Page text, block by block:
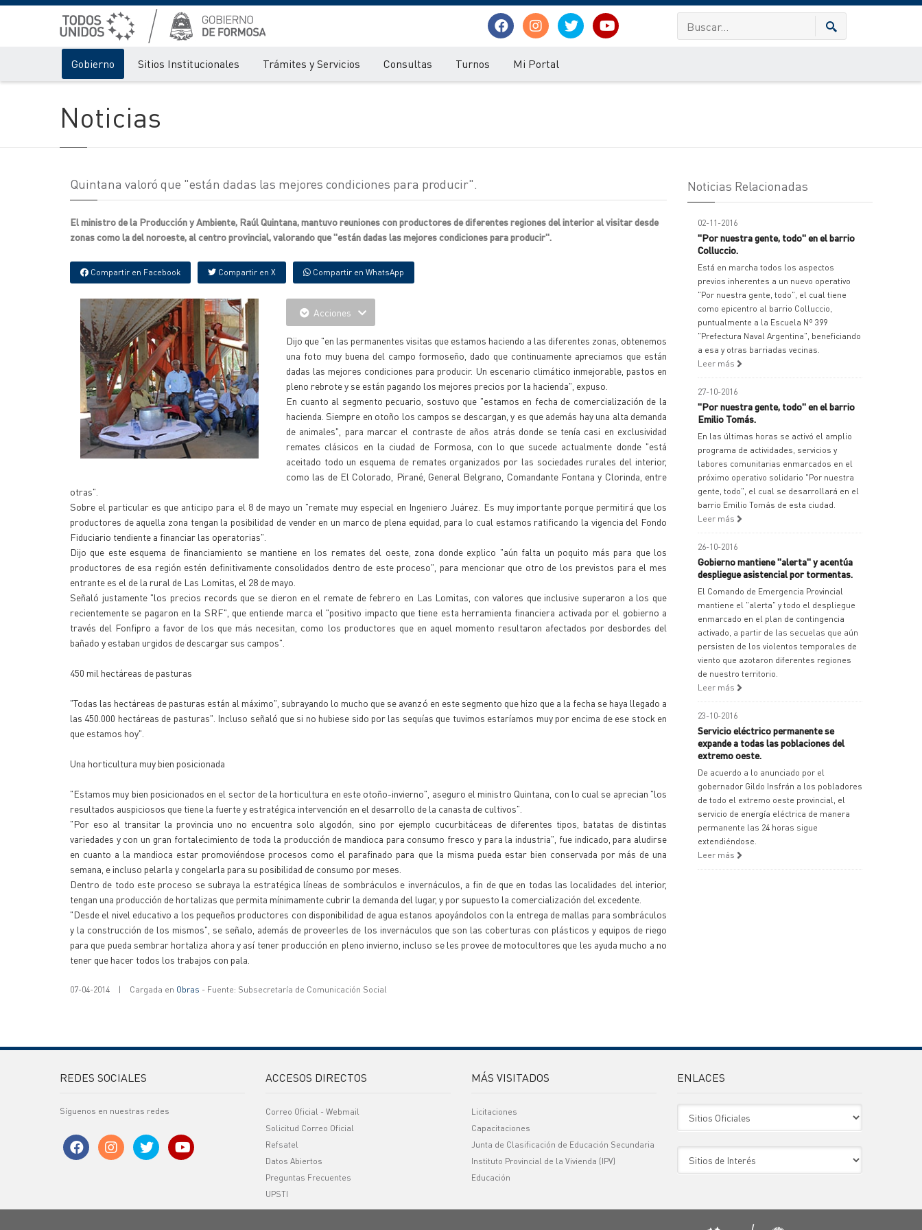
Gobierno Sitios Institucionales Trámites y Servicios Consultas Turnos Mi Portal
Noticias
Quintana valoró que "están dadas las mejores condiciones para producir".
El ministro de la Producción y Ambiente, Raúl Quintana, mantuvo reuniones con productores de diferentes regiones del interior al visitar desde
zonas como la del noroeste, al centro provincial, valorando que "están dadas las mejores condiciones para producir".
Compartir en Facebook Compartir en X Compartir en WhatsApp
Acciones
Dijo que "en las permanentes visitas que estamos haciendo a las diferentes zonas, obtenemos
una foto muy buena del campo formoseño, dado que continuamente apreciamos que están
dadas las mejores condiciones para producir. Un escenario climático inmejorable, pastos en
pleno rebrote y se están pagando los mejores precios por la hacienda", expuso.
En cuanto al segmento pecuario, sostuvo que "estamos en fecha de comercialización de la
hacienda. Siempre en otoño los campos se descargan, y es que además hay una alta demanda
de animales", para marcar el contraste de años atrás donde se tenía casi en exclusividad
remates clásicos en la ciudad de Formosa, con lo que sucede actualmente donde "está
aceitado todo un esquema de remates organizados por las sociedades rurales del interior,
como las de El Colorado, Pirané, General Belgrano, Comandante Fontana y Clorinda, entre
otras".
Sobre el particular es que anticipo para el 8 de mayo un "remate muy especial en Ingeniero Juárez. Es muy importante porque permitirá que los
productores de aquella zona tengan la posibilidad de vender en un marco de plena equidad, para lo cual estamos ratificando la vigencia del Fondo
Fiduciario tendiente a financiar las operatorias".
Dijo que este esquema de financiamiento se mantiene en los remates del oeste, zona donde explico "aún falta un poquito más para que los
productores de esa región estén definitivamente consolidados dentro de este proceso", para mencionar que otro de los previstos para el mes
entrante es el de la rural de Las Lomitas, el 28 de mayo.
Señaló justamente "los precios records que se dieron en el remate de febrero en Las Lomitas, con valores que inclusive superaron a los que
recientemente se pagaron en la SRF", que entiende marca el "positivo impacto que tiene esta herramienta financiera activada por el gobierno a
través del Fonfipro a favor de los que más necesitan, como los productores que en aquel momento resultaron afectados por desbordes del
bañado y estaban urgidos de descargar sus campos".
450 mil hectáreas de pasturas
"Todas las hectáreas de pasturas están al máximo", subrayando lo mucho que se avanzó en este segmento que hizo que a la fecha se haya llegado a
las 450.000 hectáreas de pasturas". Incluso señaló que si no hubiese sido por las sequías que tuvimos estaríamos muy por encima de ese stock en
que estamos hoy".
Una horticultura muy bien posicionada
"Estamos muy bien posicionados en el sector de la horticultura en este otoño-invierno", aseguro el ministro Quintana, con lo cual se aprecian "los
resultados auspiciosos que tiene la fuerte y estratégica intervención en el desarrollo de la canasta de cultivos".
"Por eso al transitar la provincia uno no encuentra solo algodón, sino por ejemplo cucurbitáceas de diferentes tipos, batatas de distintas
variedades y con un gran fortalecimiento de toda la producción de mandioca para consumo fresco y para la industria", fue indicado, para aludirse
en cuanto a la mandioca estar promoviéndose procesos como el parafinado para que la misma pueda estar bien conservada por más de una
semana, e incluso pelarla y congelarla para su posibilidad de consumo por meses.
Dentro de todo este proceso se subraya la estratégica líneas de sombráculos e invernáculos, a fin de que en todas las localidades del interior,
tengan una producción de hortalizas que permita mínimamente cubrir la demanda del lugar, y por supuesto la comercialización del excedente.
"Desde el nivel educativo a los pequeños productores con disponibilidad de agua estanos apoyándolos con la entrega de mallas para sombráculos
y la construcción de los mismos", se señalo, además de proveerles de los invernáculos que son las coberturas con plásticos y equipos de riego
para que pueda sembrar hortaliza ahora y así tener producción en pleno invierno, incluso se les provee de motocultores que les ayuda mucho a no
tener que hacer todos los trabajos con pala.
07-04-2014 | Cargada en Obras - Fuente: Subsecretaría de Comunicación Social
Noticias Relacionadas
02-11-2016
"Por nuestra gente, todo" en el barrio
Colluccio.
Está en marcha todos los aspectos
previos inherentes a un nuevo operativo
"Por nuestra gente, todo", el cual tiene
como epicentro al barrio Colluccio,
puntualmente a la Escuela Nº 399
"Prefectura Naval Argentina", beneficiando
a esa y otras barriadas vecinas.
Leer más
27-10-2016
"Por nuestra gente, todo" en el barrio
Emilio Tomás.
En las últimas horas se activó el amplio
programa de actividades, servicios y
labores comunitarias enmarcados en el
próximo operativo solidario "Por nuestra
gente, todo", el cual se desarrollará en el
barrio Emilio Tomás de esta ciudad.
Leer más
26-10-2016
Gobierno mantiene "alerta" y acentúa
despliegue asistencial por tormentas.
El Comando de Emergencia Provincial
mantiene el "alerta" y todo el despliegue
enmarcado en el plan de contingencia
activado, a partir de las secuelas que aún
persisten de los violentos temporales de
viento que azotaron diferentes regiones
de nuestro territorio.
Leer más
23-10-2016
Servicio eléctrico permanente se
expande a todas las poblaciones del
extremo oeste.
De acuerdo a lo anunciado por el
gobernador Gildo Insfrán a los pobladores
de todo el extremo oeste provincial, el
servicio de energía eléctrica de manera
permanente las 24 horas sigue
extendiéndose.
Leer más
REDES SOCIALES
Síguenos en nuestras redes
ACCESOS DIRECTOS
Correo Oficial - Webmail
Solicitud Correo Oficial
Refsatel
Datos Abiertos
Preguntas Frecuentes
UPSTI
MÁS VISITADOS
Licitaciones
Capacitaciones
Junta de Clasificación de Educación Secundaria
Instituto Provincial de la Vivienda (IPV)
Educación
ENLACES